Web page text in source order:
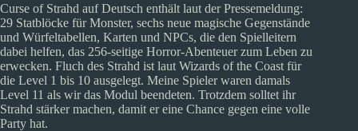
Curse of Strahd auf Deutsch enthält laut der Pressemeldung:
29 Statblöcke für Monster, sechs neue magische Gegenstände
und Würfeltabellen, Karten und NPCs, die den Spielleitern
dabei helfen, das 256-seitige Horror-Abenteuer zum Leben zu
erwecken. Fluch des Strahd ist laut Wizards of the Coast für
die Level 1 bis 10 ausgelegt. Meine Spieler waren damals
Level 11 als wir das Modul beendeten. Trotzdem solltet ihr
Strahd stärker machen, damit er eine Chance gegen eine volle
Party hat.